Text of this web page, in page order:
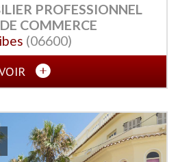
PROFESSIONNEL
COMMERCE
(06600)